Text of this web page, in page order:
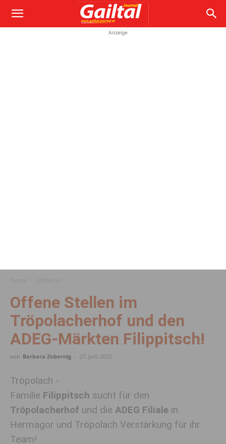
Anzeige
Offene Stellen im
Tröpolacherhof und den
ADEG-Märkten Filippitsch!
von Barbara Zobernig - 27. Juni 2022
Tröpolach -
Familie Filippitsch sucht für den
Tröpolacherhof und die ADEG Filiale in
Hermagor und Tröpolach Verstärkung für ihr
Team!